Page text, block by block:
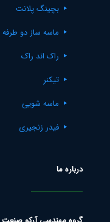
بچینگ پلانت
ماسه ساز دو طرفه
راک اند راک
تیکنر
ماسه شویی
فیدر زنجیری
درباره ما